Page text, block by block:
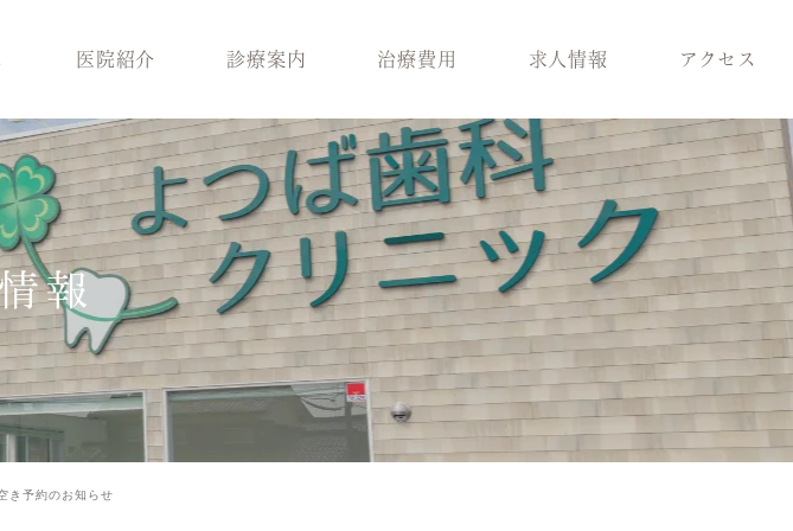
医院紹介
院長紹介 スタッフ紹介
クリニックの特徴 医院環境
症例のご紹介 ブログ
診療案内
内 一般歯科 歯周病治療
療 インプラント治療 入れ歯
ナンス 審美治療 保険適用の白い歯
科 小児歯科 小児矯正
トニング ICON メラニン除去
ずの抜歯
どの診療科を受けれ
治療費用 求人情報 アクセス
報
き予約のお知らせ